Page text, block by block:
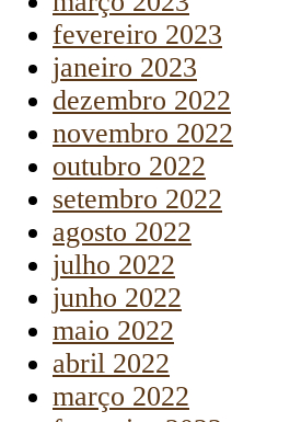
fevereiro 2023
janeiro 2023
dezembro 2022
novembro 2022
outubro 2022
setembro 2022
agosto 2022
julho 2022
junho 2022
maio 2022
abril 2022
março 2022